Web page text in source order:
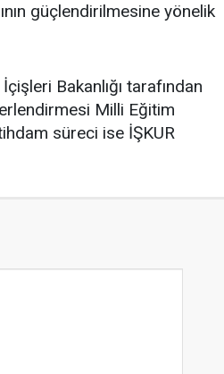
güçlendirilmesine yönelik
Bakanlığı tarafından
Milli Eğitim
süreci ise İŞKUR